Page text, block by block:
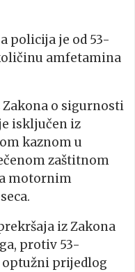
policija je od 53-
amfetamina
o sigurnosti
isključen iz
kaznom u
zaštitnom
motornim
iz Zakona
protiv 53-
prijedlog